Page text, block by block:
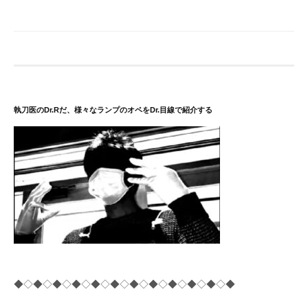
執刀医のDr.Rだ、様々なランプのオペをDr.目線で紹介する
◆◇◆◇◆◇◆◇◆◇◆◇◆◇◆◇◆◇◆◇◆◇◆